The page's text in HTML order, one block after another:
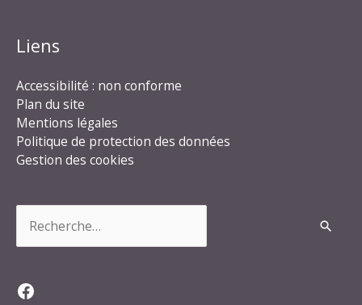
Liens
Accessibilité : non conforme
Plan du site
Mentions légales
Politique de protection des données
Gestion des cookies
Facebook